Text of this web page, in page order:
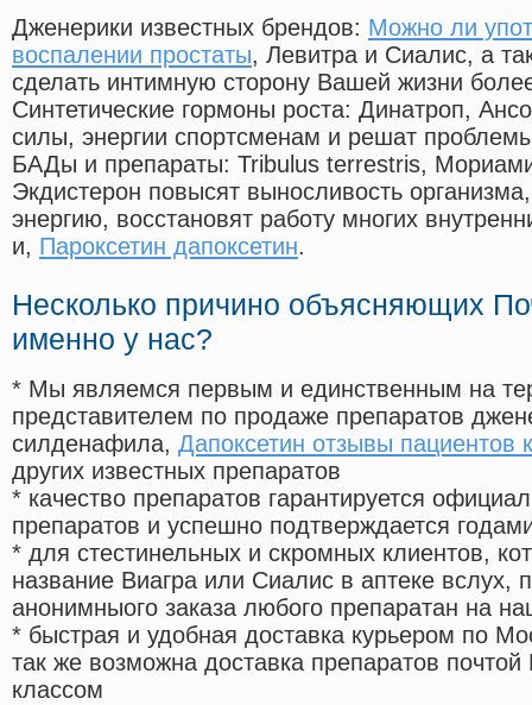
Дженерики известных брендов: Можно ли
воспалении простаты, Левитра и Сиалис, а
сделать интимную сторону Вашей жизни
Синтетические гормоны роста: Динатроп,
силы, энергии спортсменам и решат
БАДы и препараты: Tribulus terrestris,
Экдистерон повысят выносливость
энергию, восстановят работу многих
и, Пароксетин дапоксетин.
Несколько причино объясняющих
именно у нас?
* Мы являемся первым и единственным на
представителем по продаже препаратов
силденафила, Дапоксетин отзывы пациентов
других известных препаратов
* качество препаратов гарантируется
препаратов и успешно подтверждается
* для стестинельных и скромных клиентов,
название Виагра или Сиалис в аптеке вслух,
анонимныого заказа любого препаратан на
* быстрая и удобная доставка курьером по
так же возможна доставка препаратов
классом